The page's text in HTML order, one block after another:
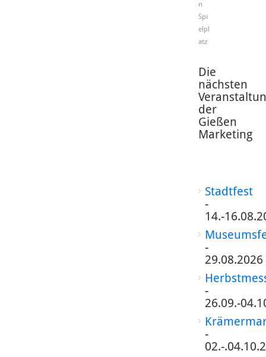
n
Spi
elpl
atz
Die
nächsten
der
Gießen
Marketing
Stadtfest
-
14.-
-
29.08.2026
-
26.09.-
-
02.-